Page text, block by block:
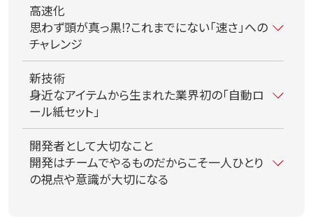
高速化
思わず頭が真っ黒⁉これまでにない「速さ」への
チャレンジ
新技術
身近なアイテムから生まれた業界初の「自動ロ
ール紙セット」
開発者として大切なこと
開発はチームでやるものだからこそ一人ひとり
の視点や意識が大切になる